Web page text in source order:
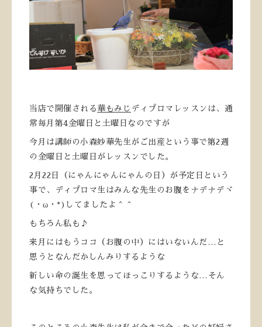
当店で開催される 華もみじ ディプロマレッスンは、通
常毎月第4金曜日と土曜日なのですが
今月は講師の小森妙華先生がご出産という事で第2週
の金曜日と土曜日がレッスンでした。
2月22日（にゃんにゃんにゃんの日）が予定日という
事で、ディプロマ生はみんな先生のお腹をナデナデヾ
(・ω・*)してましたよ＾＾
もちろん私も♪
来月にはもうココ（お腹の中）にはいないんだ…と
思うとなんだかしんみりするような
新しい命の誕生を思ってほっこりするような…そん
な気持ちでした。